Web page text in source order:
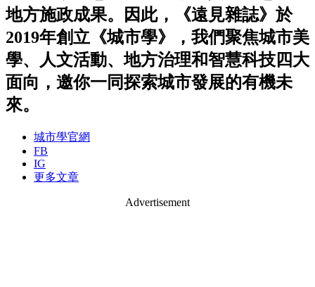
地方施政成果。因此，《遠見雜誌》於
2019年創立《城市學》，我們聚焦城市美
學、人文活動、地方治理和智慧科技四大
面向，邀你一同探索城市發展的有機未
來。
城市學官網
FB
IG
更多文章
Advertisement